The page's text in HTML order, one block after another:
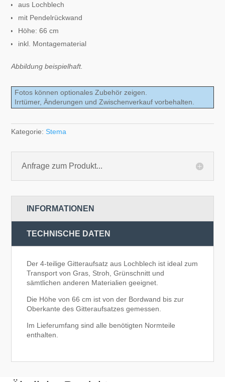
aus Lochblech
mit Pendelrückwand
Höhe: 66 cm
inkl. Montagematerial
Abbildung beispielhaft.
Fotos können optionales Zubehör zeigen.
Irrtümer, Änderungen und Zwischenverkauf vorbehalten.
Kategorie:Stema
Anfrage zum Produkt...
INFORMATIONEN
TECHNISCHE DATEN
Der 4-teilige Gitteraufsatz aus Lochblech ist ideal zum
Transport von Gras, Stroh, Grünschnitt und
sämtlichen anderen Materialien geeignet.
Die Höhe von 66 cm ist von der Bordwand bis zur
Oberkante des Gitteraufsatzes gemessen.
Im Lieferumfang sind alle benötigten Normteile
enthalten.